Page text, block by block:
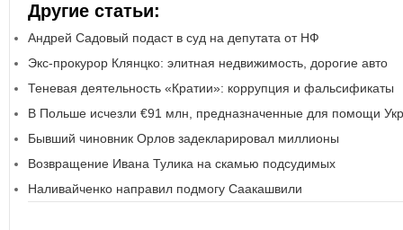
Другие статьи:
Андрей Садовый подаст в суд на депутата от НФ
Экс-прокурор Клянцко: элитная недвижимость, дорогие авто
Теневая деятельность «Кратии»: коррупция и фальсификаты
В Польше исчезли €91 млн, предназначенные для помощи
Бывший чиновник Орлов задекларировал миллионы
Возвращение Ивана Тулика на скамью подсудимых
Наливайченко направил подмогу Саакашвили